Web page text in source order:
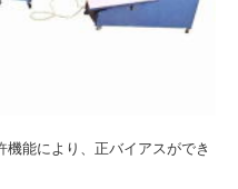
能により、正バイアスができ